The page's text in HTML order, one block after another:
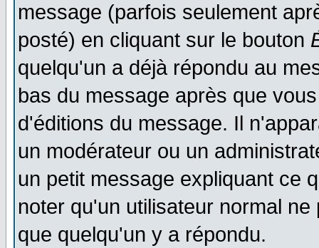
message (parfois seulement
posté) en cliquant sur le bouton
quelqu'un a déjà répondu au
bas du message après que
d'éditions du message. Il
un modérateur ou un
un petit message expliquant ce
noter qu'un utilisateur normal
que quelqu'un y a répondu.